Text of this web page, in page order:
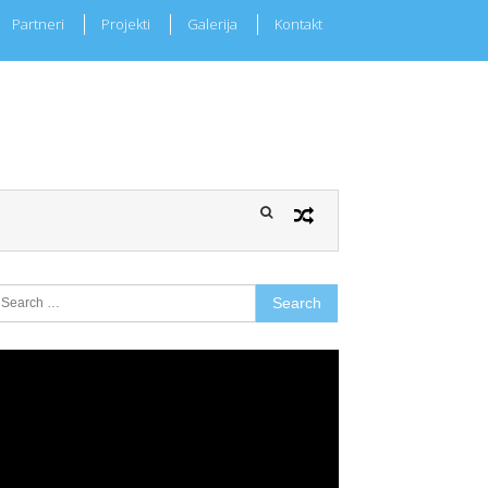
Partneri Projekti Galerija Kontakt